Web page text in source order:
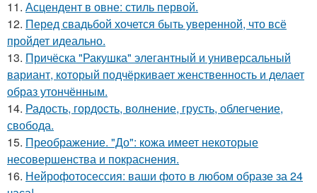
11. Асцендент в овне: стиль первой.
12. Перед свадьбой хочется быть уверенной, что всё
пройдет идеально.
13. Причёска "Ракушка" элегантный и универсальный
вариант, который подчёркивает женственность и делает
образ утончённым.
14. Радость, гордость, волнение, грусть, облегчение,
свобода.
15. Преображение. "До": кожа имеет некоторые
несовершенства и покраснения.
16. Нейрофотосессия: ваши фото в любом образе за 24